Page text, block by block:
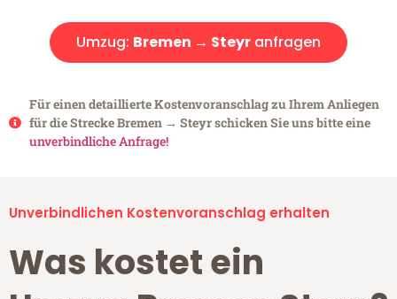
Umzug: Bremen → Steyr anfragen
Für einen detaillierte Kostenvoranschlag zu Ihrem Anliegen
für die Strecke Bremen → Steyr schicken Sie uns bitte eine
unverbindliche Anfrage!
Unverbindlichen Kostenvoranschlag erhalten
Was kostet ein